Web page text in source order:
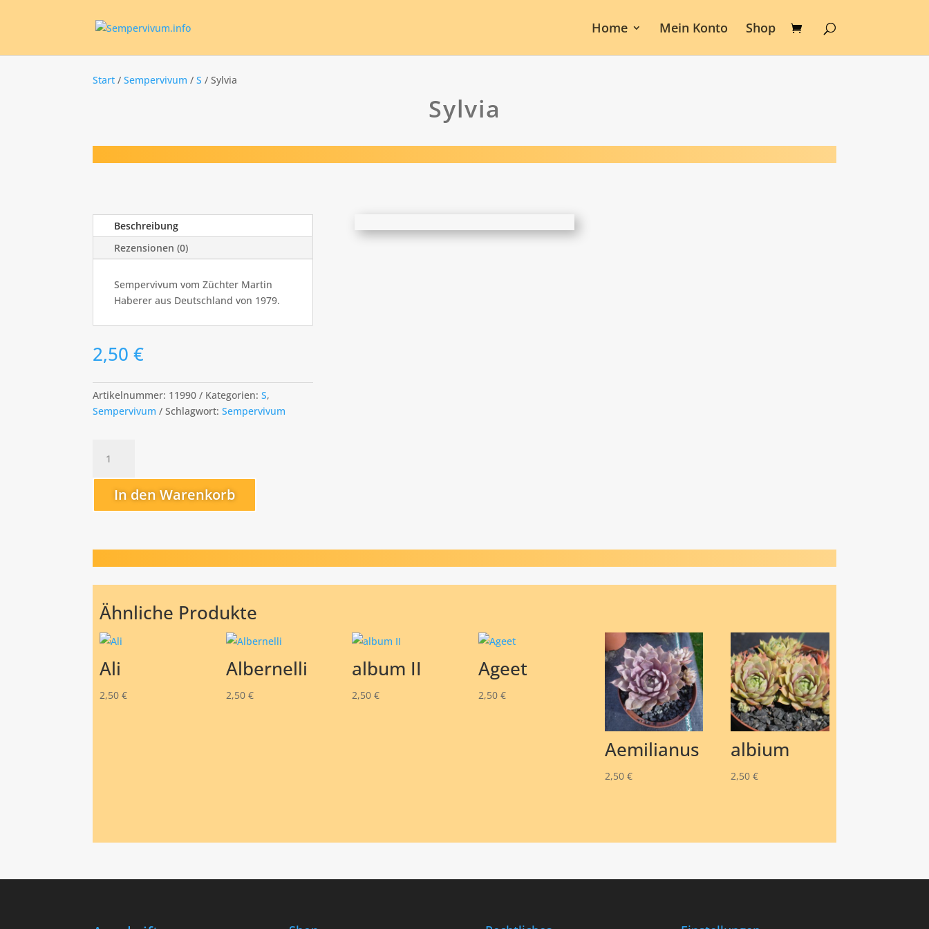
Home Mein Konto Shop
Start /Sempervivum /S / Sylvia
Sylvia
Beschreibung
Rezensionen (0)
Sempervivum vom Züchter Martin
Haberer aus Deutschland von 1979.
2,50€
Artikelnummer: 11990 Kategorien:S,
Sempervivum
Schlagwort:Sempervivum
Menge
In den Warenkorb
Ähnliche Produkte
Ali
2,50€
Albernelli
2,50 €
album II
2,50€
Ageet
2,50 €
Aemilianus
2,50 €
albium
2,50€